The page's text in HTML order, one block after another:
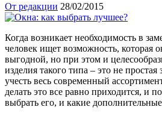
От редакции 28/02/2015
Когда возникает необходимость в
человек ищет возможность, которая
выгодной, но при этом и
изделия такого типа – это не простая
учесть весь современный
делать это все равно приходится, и
выбрать его, и какие